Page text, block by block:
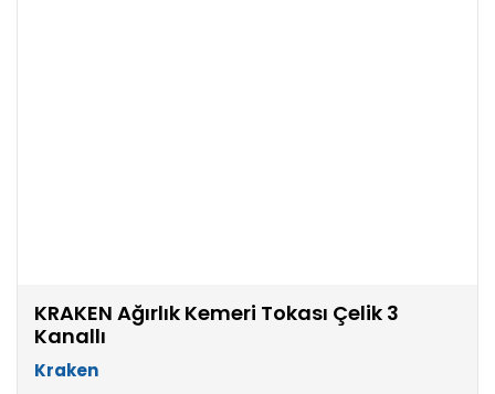
KRAKEN Ağırlık Kemeri Tokası Çelik 3
Kanallı
Kraken